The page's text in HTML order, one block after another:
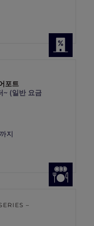
포트
~ (일반 요금
지
–